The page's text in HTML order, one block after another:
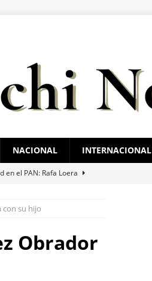
NACIONAL INTERNACIONAL
en el PAN: Rafa Loera
de la colonia Ponce de
deja dos lesionados
con su hijo
Obrador